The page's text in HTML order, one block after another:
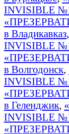
INVISIBLE
в Владикавказ,
INVISIBLE
в Волгодонск,
INVISIBLE
в Геленджик,
INVISIBLE